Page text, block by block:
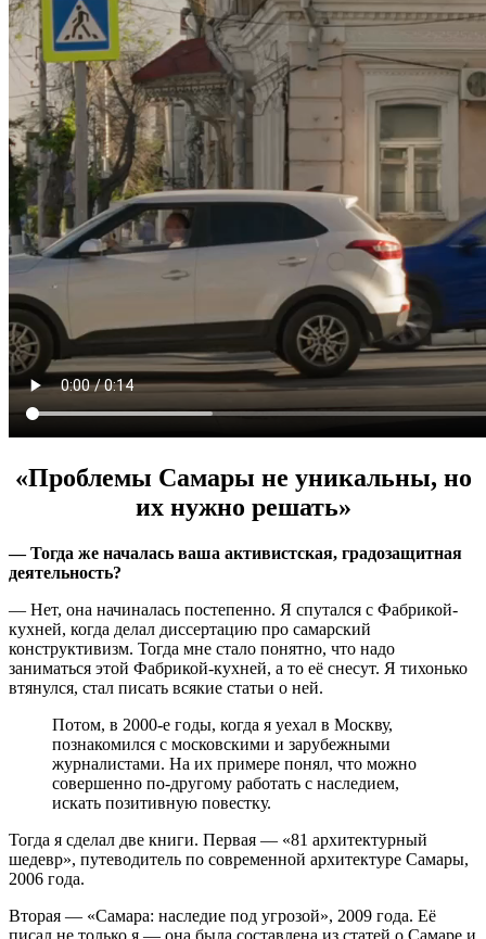
«Проблемы Самары не уникальны, но
их нужно решать»
— Тогда же началась ваша активистская, градозащитная
деятельность?
— Нет, она начиналась постепенно. Я спутался с Фабрикой-
кухней, когда делал диссертацию про самарский
конструктивизм. Тогда мне стало понятно, что надо
заниматься этой Фабрикой-кухней, а то её снесут. Я тихонько
втянулся, стал писать всякие статьи о ней.
Потом, в 2000-е годы, когда я уехал в Москву,
познакомился с московскими и зарубежными
журналистами. На их примере понял, что можно
совершенно по-другому работать с наследием,
искать позитивную повестку.
Тогда я сделал две книги. Первая — «81 архитектурный
шедевр», путеводитель по современной архитектуре Самары,
2006 года.
Вторая — «Самара: наследие под угрозой», 2009 года. Её